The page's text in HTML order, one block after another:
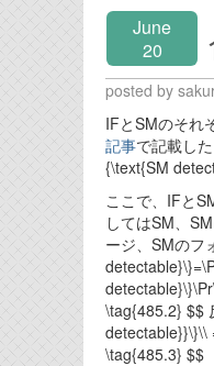
June
20
posted by
IFとSMのそれ
記事で記載し
{\text{SM
ここで、IFと
してはSM、
ージ、SMのフ
\tag{485.2} $$
detectable}}\}\\
\tag{485.3} $$